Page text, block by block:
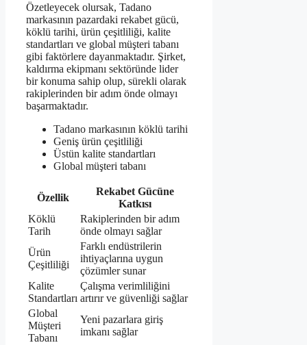
Özetleyecek olursak, Tadano
markasının pazardaki rekabet gücü,
köklü tarihi, ürün çeşitliliği, kalite
standartları ve global müşteri tabanı
gibi faktörlere dayanmaktadır. Şirket,
kaldırma ekipmanı sektöründe lider
bir konuma sahip olup, sürekli olarak
rakiplerinden bir adım önde olmayı
başarmaktadır.
Tadano markasının köklü tarihi
Geniş ürün çeşitliliği
Üstün kalite standartları
Global müşteri tabanı
Özellik
Rekabet Gücüne
Katkısı
Köklü
Tarih
Rakiplerinden bir adım
önde olmayı sağlar
Ürün
Çeşitliliği
Farklı endüstrilerin
ihtiyaçlarına uygun
çözümler sunar
Kalite
Standartları
Çalışma verimliliğini
artırır ve güvenliği sağlar
Global
Müşteri
Tabanı
Yeni pazarlara giriş
imkanı sağlar